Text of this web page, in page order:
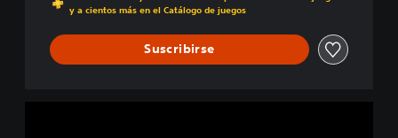
y a cientos más en el Catálogo de juegos
Suscribirse